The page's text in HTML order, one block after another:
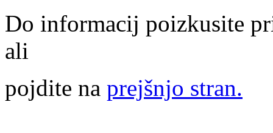
Do informacij poizkusite
ali
pojdite na prejšnjo stran.